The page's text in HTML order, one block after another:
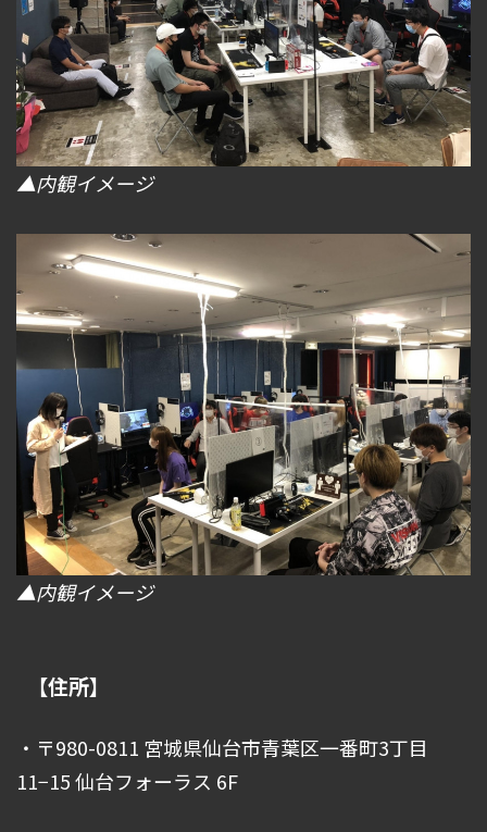
▲内観イメージ
▲内観イメージ
【住所】
・〒980-0811 宮城県仙台市青葉区一番町3丁目
11−15 仙台フォーラス 6F